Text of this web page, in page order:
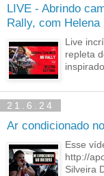
LIVE - Abrindo
Rally, com Helena
Live
repleta
21.6.24
Ar condicionado
Esse
http://
Silveira